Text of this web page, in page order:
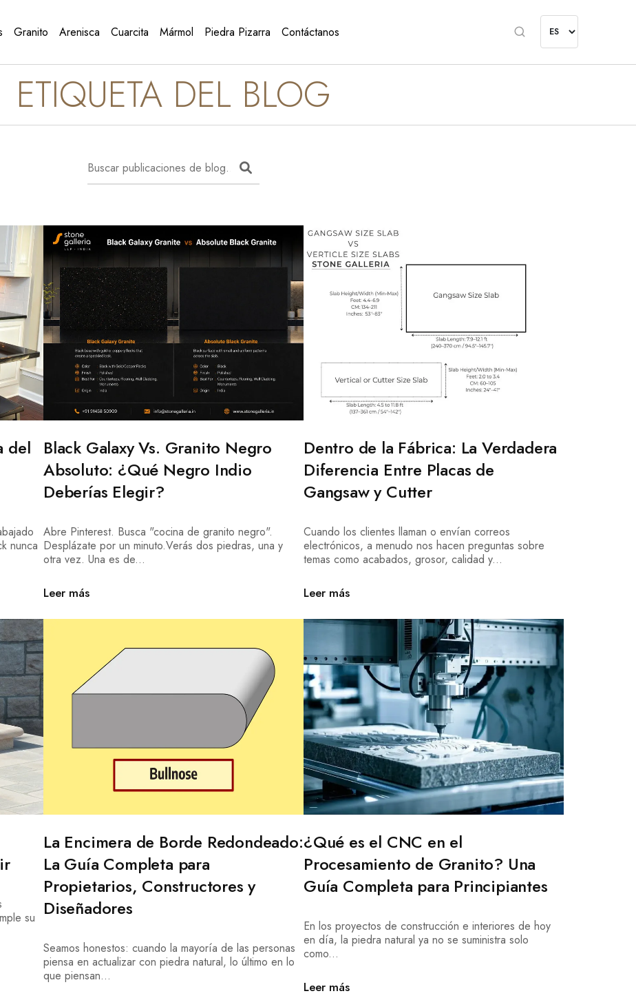
Granito Arenisca Cuarcita Mármol Piedra Pizarra Contáctanos
ETIQUETA DEL BLOG
del
nunca
Black Galaxy Vs. Granito Negro
Absoluto: ¿Qué Negro Indio
Deberías Elegir?
Abre Pinterest. Busca "cocina de granito negro".
Desplázate por un minuto.Verás dos piedras, una y
otra vez. Una es de...
Leer más
Dentro de la Fábrica: La Verdadera
Diferencia Entre Placas de
Gangsaw y Cutter
Cuando los clientes llaman o envían correos
electrónicos, a menudo nos hacen preguntas sobre
temas como acabados, grosor, calidad y...
Leer más
su
La Encimera de Borde Redondeado:
La Guía Completa para
Propietarios, Constructores y
Diseñadores
Seamos honestos: cuando la mayoría de las personas
piensa en actualizar con piedra natural, lo último en lo
que piensan...
¿Qué es el CNC en el
Procesamiento de Granito? Una
Guía Completa para Principiantes
En los proyectos de construcción e interiores de hoy
en día, la piedra natural ya no se suministra solo
como...
Leer más